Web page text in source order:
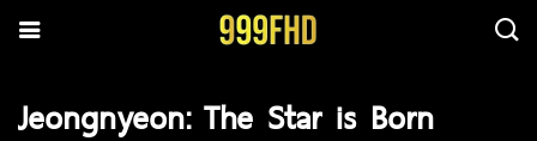
Jeongnyeon: The Star is Born